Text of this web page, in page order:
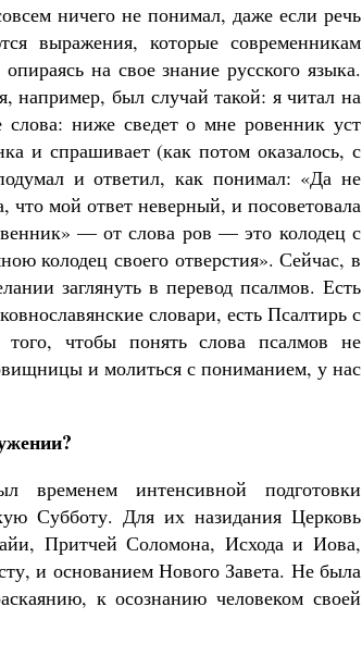
ничего не понимал, даже если речь
выражения, которые современникам
на свое знание русского языка.
например, был случай такой: я читал на
ниже сведет о мне ровенник уст
и спрашивает (как потом оказалось, с
и ответил, как понимал: «Да не
мой ответ неверный, и посоветовала
— от слова ров — это колодец с
колодец своего отверстия». Сейчас, в
заглянуть в перевод псалмов. Есть
словари, есть Псалтирь с
чтобы понять слова псалмов не
и молиться с пониманием, у нас
интенсивной подготовки
Субботу. Для их назидания Церковь
Притчей Соломона, Исхода и Иова,
и основанием Нового Завета. Не была
к осознанию человеком своей